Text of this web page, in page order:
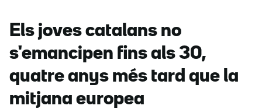
Els joves catalans no
s'emancipen fins als 30,
quatre anys més tard que la
mitjana europea